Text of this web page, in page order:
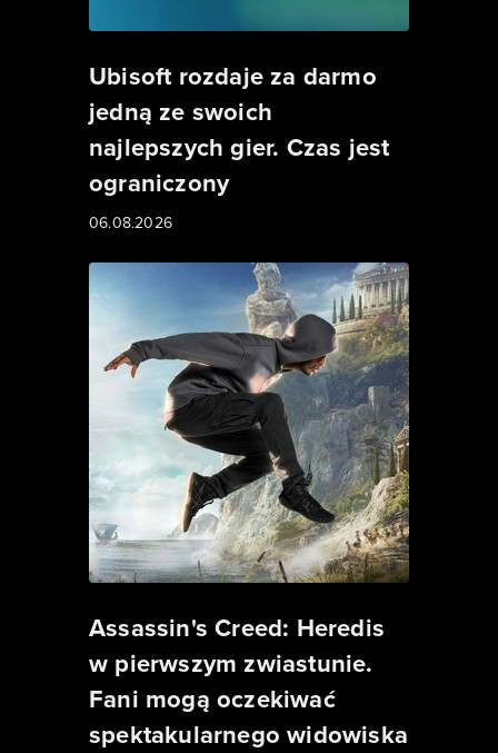
Ubisoft rozdaje za darmo
jedną ze swoich
najlepszych gier. Czas jest
ograniczony
06.08.2026
Assassin's Creed: Heredis
w pierwszym zwiastunie.
Fani mogą oczekiwać
spektakularnego widowiska